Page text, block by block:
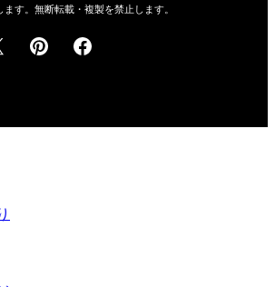
す。無断転載・複製を禁止します。